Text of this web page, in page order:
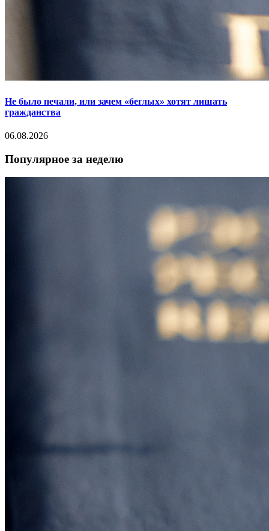
Не было печали, или зачем «беглых» хотят лишать
гражданства
06.08.2026
Популярное за неделю